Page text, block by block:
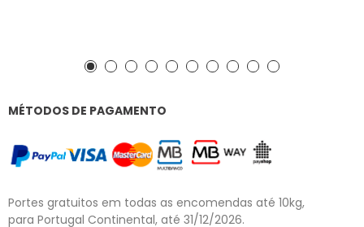
MÉTODOS DE PAGAMENTO
Portes gratuitos em todas as encomendas até 10kg,
para Portugal Continental, até 31/12/2026.